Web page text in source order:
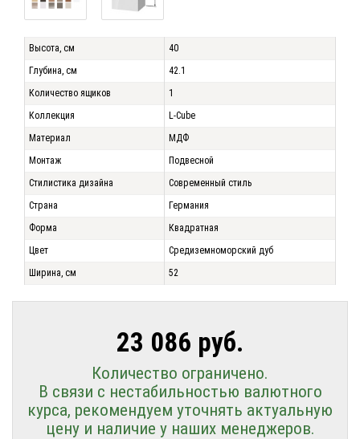
Высота, см
40
Глубина, см
42.1
Количество ящиков
1
Коллекция
L-Cube
Материал
МДФ
Монтаж
Подвесной
Стилистика дизайна
Современный стиль
Страна
Германия
Форма
Квадратная
Цвет
Средиземноморский дуб
Ширина, см
52
23 086 руб.
Количество ограничено.
В связи с нестабильностью валютного
курса, рекомендуем уточнять актуальную
цену и наличие у наших менеджеров.